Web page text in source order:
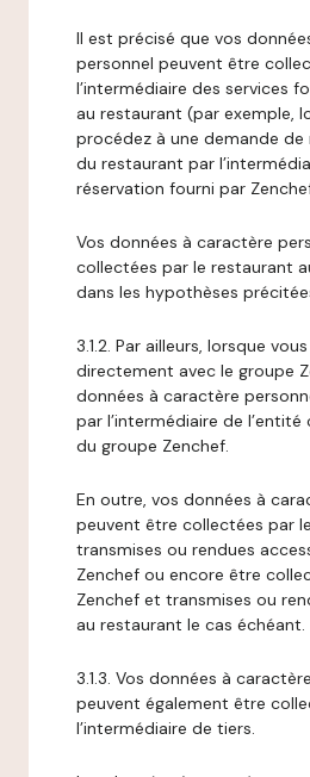
Il est précisé que vos
personnel peuvent être
l’intermédiaire des services
au restaurant (par exemple,
procédez à une demande de
du restaurant par
réservation fourni par
Vos données à caractère
collectées par le restaurant
dans les hypothèses
3.1.2. Par ailleurs, lorsque
directement avec le groupe
données à caractère
par l’intermédiaire de l’entité
du groupe Zenchef.
En outre, vos données à
peuvent être collectées par
transmises ou rendues
Zenchef ou encore être
Zenchef et transmises ou
au restaurant le cas échéant.
3.1.3. Vos données à
peuvent également être
l’intermédiaire de tiers.